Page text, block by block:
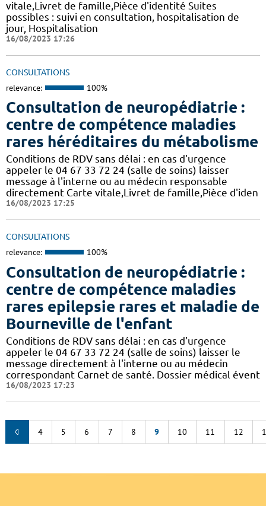
vitale,Livret de famille,Pièce d'identité Suites
possibles : suivi en consultation, hospitalisation de
jour, Hospitalisation
16/08/2023 17:26
CONSULTATIONS
relevance: 100%
Consultation de neuropédiatrie :
centre de compétence maladies
rares héréditaires du métabolisme
Conditions de RDV sans délai : en cas d'urgence
appeler le 04 67 33 72 24 (salle de soins) laisser
message à l'interne ou au médecin responsable
directement Carte vitale,Livret de famille,Pièce d'iden
16/08/2023 17:25
CONSULTATIONS
relevance: 100%
Consultation de neuropédiatrie :
centre de compétence maladies
rares epilepsie rares et maladie de
Bourneville de l'enfant
Conditions de RDV sans délai : en cas d'urgence
appeler le 04 67 33 72 24 (salle de soins) laisser le
message directement à l'interne ou au médecin
correspondant Carnet de santé. Dossier médical évent
16/08/2023 17:23
4 5 6 7 8 9 10 11 12